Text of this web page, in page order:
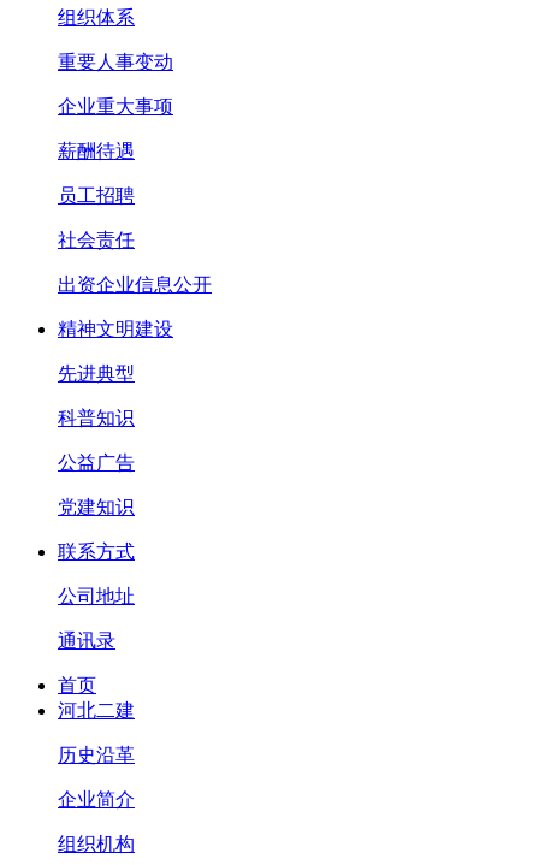
组织体系
重要人事变动
企业重大事项
薪酬待遇
员工招聘
社会责任
出资企业信息公开
精神文明建设
先进典型
科普知识
公益广告
党建知识
联系方式
公司地址
通讯录
首页
河北二建
历史沿革
企业简介
组织机构